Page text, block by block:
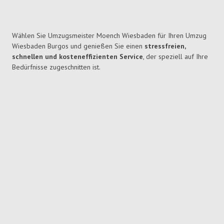
Wählen Sie Umzugsmeister Moench Wiesbaden für Ihren Umzug
Wiesbaden Burgos und genießen Sie einen stressfreien,
schnellen und kosteneffizienten Service, der speziell auf Ihre
Bedürfnisse zugeschnitten ist.